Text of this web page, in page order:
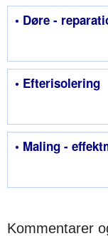
• Døre -
• Efterisolering
• Maling -
Kommentarer